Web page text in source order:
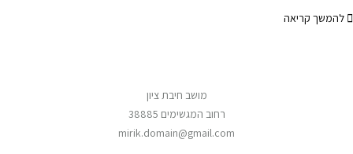
להמשך קריאה
מושב חיבת ציון
רחוב המגשימים 38885
mirik.domain@gmail.com